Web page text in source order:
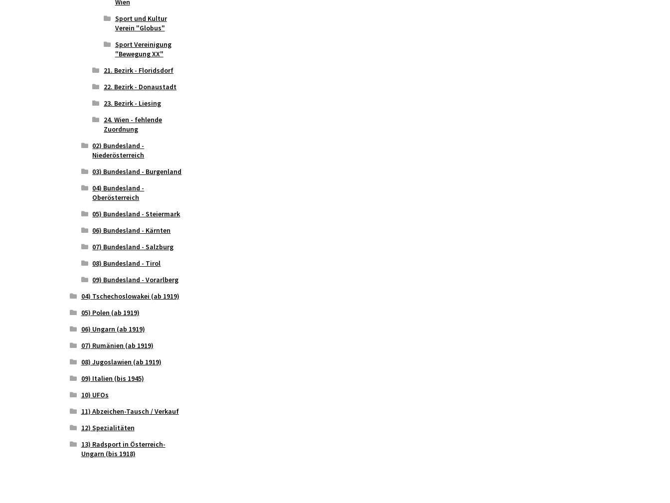
Wien
Sport und Kultur
Verein "Globus"
Sport Vereinigung
"Bewegung XX"
21. Bezirk - Floridsdorf
22. Bezirk - Donaustadt
23. Bezirk - Liesing
24. Wien - fehlende
Zuordnung
02) Bundesland -
Niederösterreich
03) Bundesland - Burgenland
04) Bundesland -
Oberösterreich
05) Bundesland - Steiermark
06) Bundesland - Kärnten
07) Bundesland - Salzburg
08) Bundesland - Tirol
09) Bundesland - Vorarlberg
04) Tschechoslowakei (ab 1919)
05) Polen (ab 1919)
06) Ungarn (ab 1919)
07) Rumänien (ab 1919)
08) Jugoslawien (ab 1919)
09) Italien (bis 1945)
10) UFOs
11) Abzeichen-Tausch / Verkauf
12) Spezialitäten
13) Radsport in Österreich-
Ungarn (bis 1918)